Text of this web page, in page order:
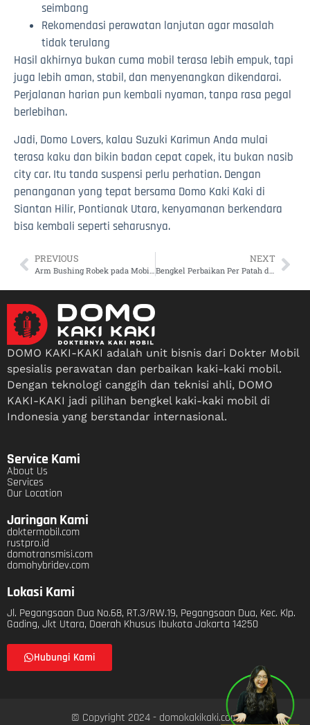
seimbang
Rekomendasi perawatan lanjutan agar masalah
tidak terulang
Hasil akhirnya bukan cuma mobil terasa lebih empuk, tapi
juga lebih aman, stabil, dan menyenangkan dikendarai.
Perjalanan harian pun kembali nyaman, tanpa rasa pegal
berlebihan.
Jadi, Domo Lovers, kalau Suzuki Karimun Anda mulai
terasa kaku dan bikin badan cepat capek, itu bukan nasib
city car. Itu tanda suspensi perlu perhatian. Dengan
penanganan yang tepat bersama Domo Kaki Kaki di
Siantan Hilir, Pontianak Utara, kenyamanan berkendara
bisa kembali seperti seharusnya.
PREVIOUS
Arm Bushing Robek pada Mobil Nissan Evalia dan Efek Berantainya, Catatan Domo Kaki Kaki di Siantan Hilir Pontianak Utara
NEXT
Bengkel Perbaikan Per Patah dan Lemah Toyota Fortuner di Bangka Belitung Darat
DOMO KAKI-KAKI adalah unit bisnis dari Dokter Mobil
spesialis perawatan dan perbaikan kaki-kaki mobil.
Dengan teknologi canggih dan teknisi ahli, DOMO
KAKI-KAKI jadi pilihan bengkel kaki-kaki mobil di
Indonesia yang berstandar internasional.
Service Kami
About Us
Services
Our Location
Jaringan Kami
doktermobil.com
rustpro.id
domotransmisi.com
domohybridev.com
Lokasi Kami
Jl. Pegangsaan Dua No.68, RT.3/RW.19, Pegangsaan Dua, Kec. Klp.
Gading, Jkt Utara, Daerah Khusus Ibukota Jakarta 14250
Hubungi Kami
© Copyright 2024 - domokakikaki.com